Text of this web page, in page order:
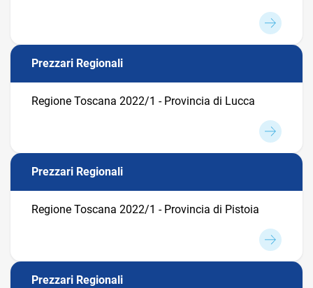
Prezzari Regionali
Regione Toscana 2022/1 - Provincia di Lucca
Prezzari Regionali
Regione Toscana 2022/1 - Provincia di Pistoia
Prezzari Regionali